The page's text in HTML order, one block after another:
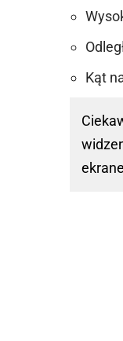
Kąt